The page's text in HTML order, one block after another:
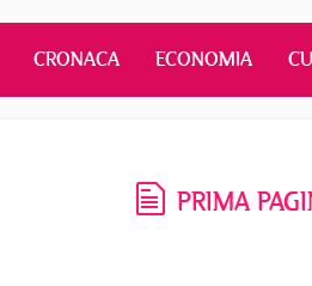
CRONACA ECONOMIA
PRIMA